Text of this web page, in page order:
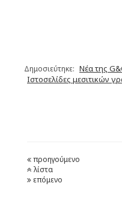
Δημοσιεύτηκε: Νέα της
Ιστοσελίδες μεσιτικών
προηγούμενο
λίστα
επόμενο